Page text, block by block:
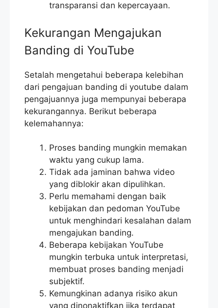
transparansi dan kepercayaan.
Kekurangan Mengajukan
Banding di YouTube
Setalah mengetahui beberapa kelebihan
dari pengajuan banding di youtube dalam
pengajuannya juga mempunyai beberapa
kekurangannya. Berikut beberapa
kelemahannya:
Proses banding mungkin memakan
waktu yang cukup lama.
Tidak ada jaminan bahwa video
yang diblokir akan dipulihkan.
Perlu memahami dengan baik
kebijakan dan pedoman YouTube
untuk menghindari kesalahan dalam
mengajukan banding.
Beberapa kebijakan YouTube
mungkin terbuka untuk interpretasi,
membuat proses banding menjadi
subjektif.
Kemungkinan adanya risiko akun
yang dinonaktifkan jika terdapat